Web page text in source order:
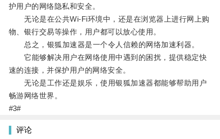
护用户的网络隐私和安全。
无论是在公共Wi-Fi环境中，还是在浏览器上进行网上购
物、银行交易等操作，用户都可以放心使用。
总之，银狐加速器是一个令人信赖的网络加速利器。
它能够解决用户在网络使用中遇到的困扰，提供稳定快
速的连接，并保护用户的网络安全。
无论是工作还是娱乐，使用银狐加速器都能够帮助用户
畅游网络世界。
#3#
评论